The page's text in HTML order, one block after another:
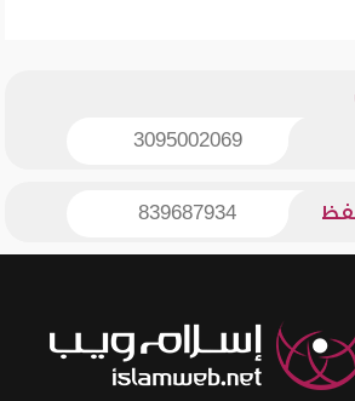
3095002069
839687934